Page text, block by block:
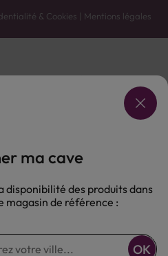
& Cookies | Mentions légales
votre caviste pour plus de renseignements.
LA SANTÉ, À CONSOMMER AVEC MODÉRATION.
ma cave
disponibilité des produits dans
magasin de référence :
OK